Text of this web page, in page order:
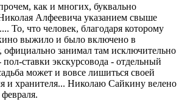
как и многих, буквально
Алфеевича указанием свыше
То, что человек, благодаря которому
выжило и было включено в
официально занимал там исключительно
ставки экскурсовода - отдельный
может и вовсе лишиться своей
и хранителя... Николаю Сайкину велено